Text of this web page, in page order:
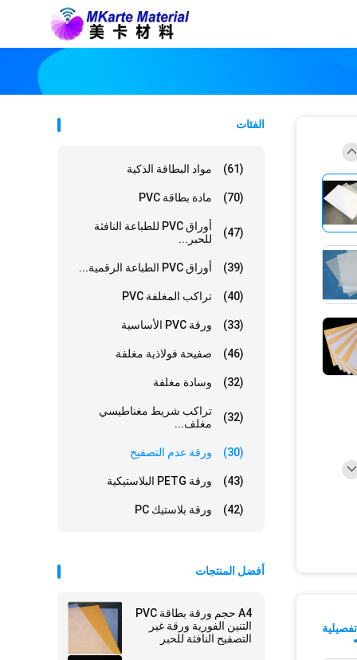
الفئات
مواد البطاقة الذكية (61)
مادة بطاقة PVC (70)
أوراق PVC للطباعة النافثة
للحبر...
(47)
أوراق PVC الطباعة الرقمية... (39)
تراكب المغلفة PVC (40)
ورقة PVC الأساسية (33)
صفيحة فولاذية مغلفة (46)
وسادة مغلفة (32)
تراكب شريط مغناطيسي
مغلف...
(32)
ورقة عدم التصفيح (30)
ورقة PETG البلاستيكية (43)
ورقة بلاستيك PC (42)
أفضل المنتجات
A4 حجم ورقة بطاقة PVC
التنين الفورية ورقة غير
التصفيح النافثة للحبر